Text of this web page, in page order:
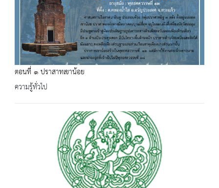
ตอนที่​ ๑​ ปราสาทเขาน้อย
ความรู้ทั่วไป